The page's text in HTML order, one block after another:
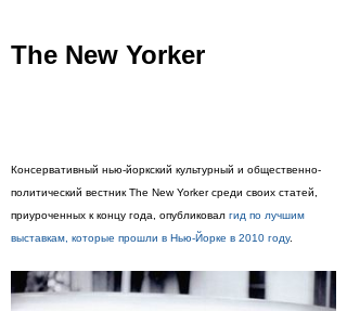
The New Yorker
Консервативный нью-йоркский культурный и общественно-
политический вестник The New Yorker среди своих статей,
приуроченных к концу года, опубликовал гид по лучшим
выставкам, которые прошли в Нью-Йорке в 2010 году.